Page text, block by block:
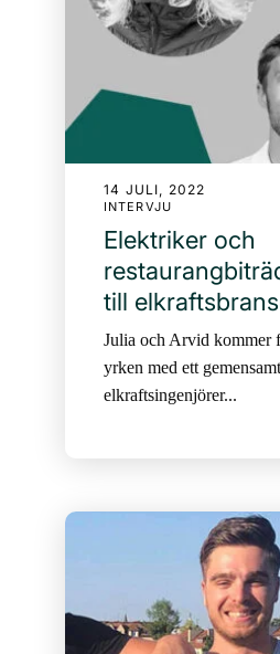
14 JULI, 2022
INTERVJU
Elektriker och
till
Julia och Arvid kommer
yrken med ett
elkraftsingenjörer...